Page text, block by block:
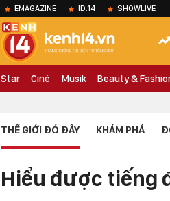
EMAGAZINE ID.14 SHOWLIVE
Star Ciné Musik Beauty &
THẾ GIỚI ĐÓ ĐÂY KHÁM PHÁ
Hiểu được tiếng